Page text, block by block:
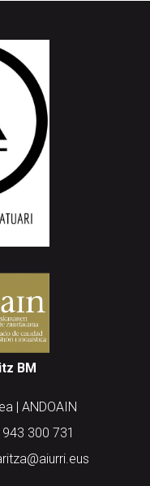
BM
| ANDOAIN
300 731